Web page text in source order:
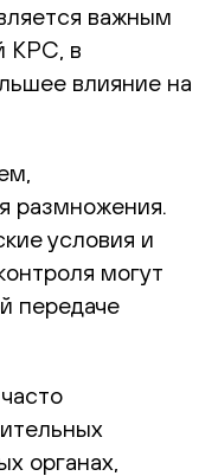
важным
КРС, в
влияние на
размножения.
условия и
могут
передаче
органах,